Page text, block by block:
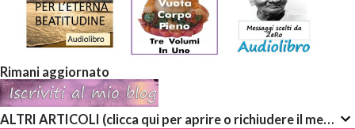
Rimani aggiornato
ALTRI ARTICOLI (clicca qui per aprire o richiudere il menù a discesa)